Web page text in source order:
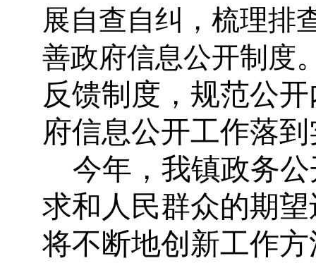
展自查自纠，梳理排
善政府信息公开制度
反馈制度，规范公
府信息公开工作落
今年，我镇政务
求和人民群众的期
将不断地创新工作